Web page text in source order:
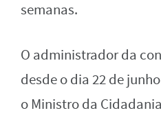
semanas.
O administrador da
desde o dia 22 de
o Ministro da